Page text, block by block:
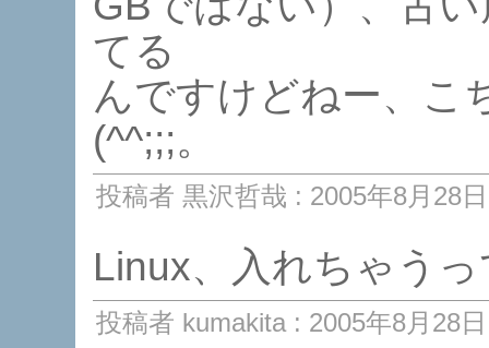
てる
んですけどねー、こ
(^^;;;。
投稿者 黒沢哲哉 : 2005年8月28
Linux、入れちゃう
投稿者 kumakita : 2005年8月28